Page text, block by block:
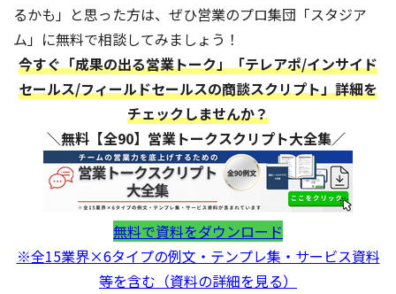
るかも」と思った方は、ぜひ営業のプロ集団「スタジア
ム」に無料で相談してみましょう！
今すぐ「成果の出る営業トーク」「テレアポ/インサイド
セールス/フィールドセールスの商談スクリプト」詳細を
チェックしませんか？
＼無料【全90】営業トークスクリプト大全集／
無料で資料をダウンロード
※全15業界×6タイプの例文・テンプレ集・サービス資料
等を含む（資料の詳細を見る）